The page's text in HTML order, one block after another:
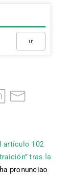
Ir
artículo 102
tras la
pronunciao